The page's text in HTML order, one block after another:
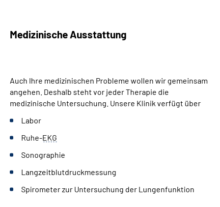
Medizinische Ausstattung
Auch Ihre medizinischen Probleme wollen wir gemeinsam
angehen. Deshalb steht vor jeder Therapie die
medizinische Untersuchung. Unsere Klinik verfügt über
Labor
Ruhe-EKG
Sonographie
Langzeitblutdruckmessung
Spirometer zur Untersuchung der Lungenfunktion